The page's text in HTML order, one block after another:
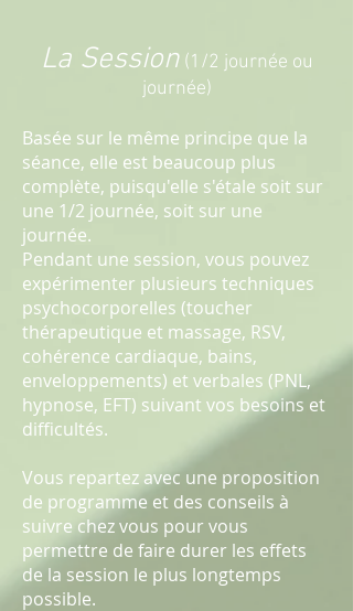
La Session(1/2 journée ou
journée)
Basée sur le même principe que la
séance, elle est beaucoup plus
complète, puisqu'elle s'étale soit sur
une 1/2 journée, soit sur une
journée.
Pendant une session, vous pouvez
expérimenter plusieurs techniques
psychocorporelles (toucher
thérapeutique et massage, RSV,
cohérence cardiaque, bains,
enveloppements) et verbales (PNL,
hypnose, EFT) suivant vos besoins et
difficultés.
Vous repartez avec une proposition
de programme et des conseils à
suivre chez vous pour vous
permettre de faire durer les effets
de la session le plus longtemps
possible.